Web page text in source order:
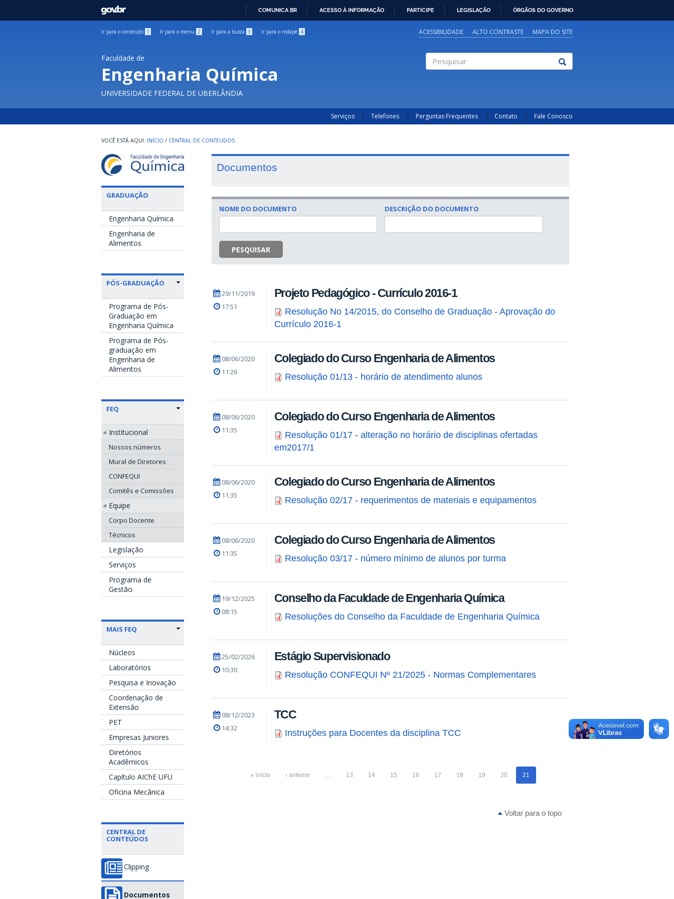
GOVBR
COMUNICA BR ACESSO À INFORMAÇÃO PARTICIPE LEGISLAÇÃO ÓRGÃOS DO GOVERNO
Ir para o conteúdo 1 Ir para o menu 2 Ir para a busca 3 Ir para o rodapé 4 ACESSIBILIDADE ALTO CONTRASTE MAPA DO SITE
Faculdade de
Engenharia Química
UNIVERSIDADE FEDERAL DE UBERLÂNDIA
Serviços Telefones Perguntas Frequentes Contato Fale Conosco
INÍCIO / CENTRAL DE CONTEUDOS
GRADUAÇÃO
Engenharia Química
Engenharia de
Alimentos
PÓS-GRADUAÇÃO
Programa de Pós-
Graduação em
Engenharia Química
Programa de Pós-
graduação em
Engenharia de
Alimentos
FEQ
Institucional
Nossos números
Mural de Diretores
CONFEQUI
Comitês e Comissões
Equipe
Corpo Docente
Técnicos
Legislação
Serviços
Programa de
Gestão
MAIS FEQ
Núcleos
Laboratórios
Pesquisa e Inovação
Coordenação de
Extensão
PET
Empresas Juniores
Diretórios
Acadêmicos
Capítulo AIChE UFU
Oficina Mecânica
CENTRAL DE
CONTEÚDOS
Clipping
Documentos
Documentos
NOME DO DOCUMENTO DESCRIÇÃO DO DOCUMENTO
PESQUISAR
29/11/2019
17:51
Projeto Pedagógico - Currículo 2016-1
Resolução No 14/2015, do Conselho de Graduação - Aprovação do
Currículo 2016-1
08/06/2020
11:26
Colegiado do Curso Engenharia de Alimentos
Resolução 01/13 - horário de atendimento alunos
08/06/2020
11:35
Colegiado do Curso Engenharia de Alimentos
Resolução 01/17 - alteração no horário de disciplinas ofertadas
em2017/1
08/06/2020
11:35
Colegiado do Curso Engenharia de Alimentos
Resolução 02/17 - requerimentos de materiais e equipamentos
08/06/2020
11:35
Colegiado do Curso Engenharia de Alimentos
Resolução 03/17 - número mínimo de alunos por turma
19/12/2025
08:15
Conselho da Faculdade de Engenharia Química
Resoluções do Conselho da Faculdade de Engenharia Química
25/02/2026
10:30
Estágio Supervisionado
Resolução CONFEQUI Nº 21/2025 - Normas Complementares
08/12/2023
14:32
TCC
Instruções para Docentes da disciplina TCC
« início ‹ anterior 13 14 15 16 17 18 19 20 21
Voltar para o topo